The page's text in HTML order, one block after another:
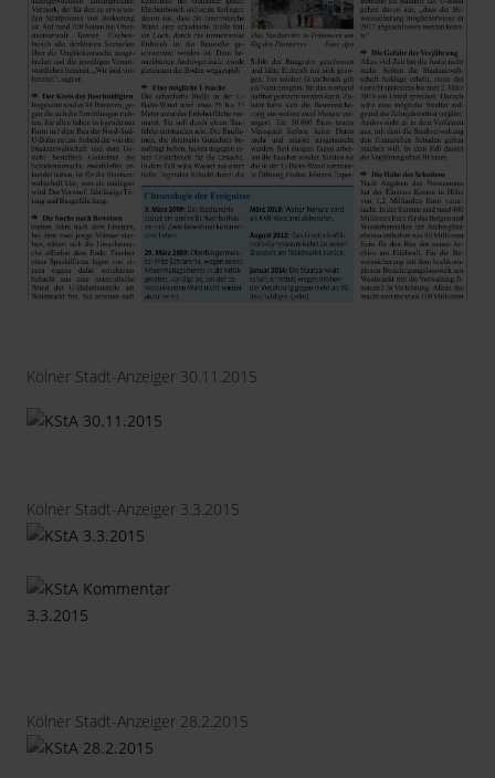
Kölner Stadt-Anzeiger 30.11.2015
Kölner Stadt-Anzeiger 3.3.2015
Kölner Stadt-Anzeiger 28.2.2015